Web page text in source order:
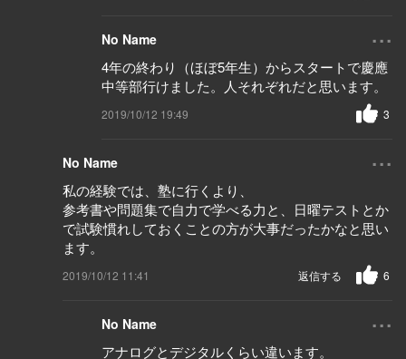
No Name ...
4年の終わり（ほぼ5年生）からスタートで慶應
中等部行けました。人それぞれだと思います。
2019/10/12 19:49 3
No Name ...
私の経験では、塾に行くより、
参考書や問題集で自力で学べる力と、日曜テストとか
で試験慣れしておくことの方が大事だったかなと思い
ます。
2019/10/12 11:41 6
返信する
No Name ...
アナログとデジタルくらい違います。